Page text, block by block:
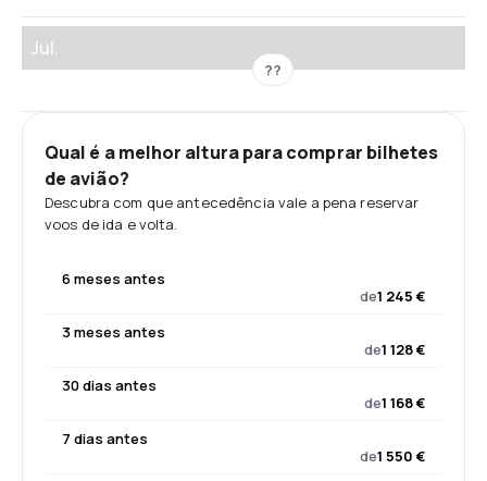
Jul.
??
Qual é a melhor altura para comprar bilhetes
de avião?
Descubra com que antecedência vale a pena reservar
voos de ida e volta.
6 meses antes
de1 245 €
3 meses antes
de1 128 €
30 dias antes
de1 168 €
7 dias antes
de1 550 €